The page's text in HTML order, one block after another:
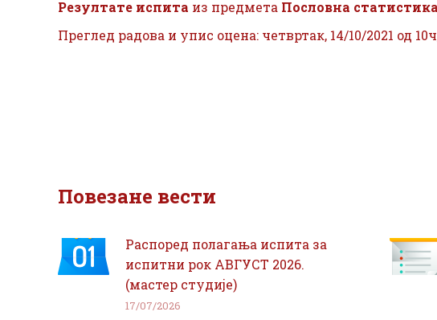
Резултате испита из предмета Пословна статистика
Преглед радова и упис оцена: четвртак, 14/10/2021 од
Повезане вести
Распоред полагања испита за
испитни рок АВГУСТ 2026.
(мастер студије)
17/07/2026